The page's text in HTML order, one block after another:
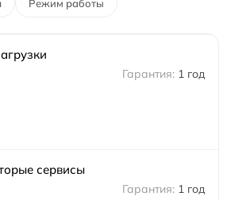
Режим работы
1 год
сервисы
1 год